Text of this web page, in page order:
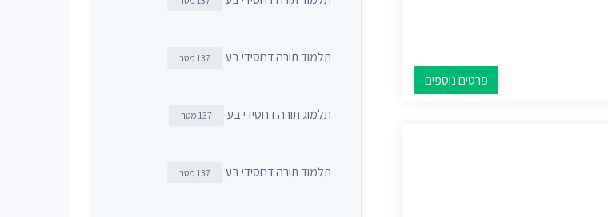
פרטים נוספים
תלמוד תורה דחסידי בע 137 מטר
תלמוג תורה דחסידי בע 137 מטר
תלמוד תורה דחסידי בע 137 מטר